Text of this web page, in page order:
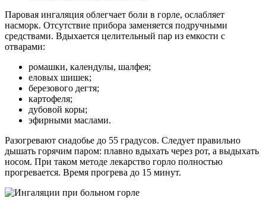
Паровая ингаляция облегчает боли в горле, ослабляет
насморк. Отсутствие прибора заменяется подручными
средствами. Вдыхается целительный пар из емкости с
отварами:
ромашки, календулы, шалфея;
еловых шишек;
березового дегтя;
картофеля;
дубовой коры;
эфирными маслами.
Разогревают снадобье до 55 градусов. Следует правильно
дышать горячим паром: плавно вдыхать через рот, а выдыхать
носом. При таком методе лекарство горло полностью
прогревается. Время прогрева до 15 минут.